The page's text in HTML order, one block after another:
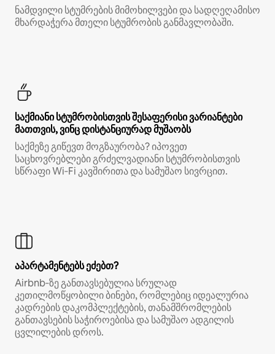
ნამდვილი სტუმრების მიმოხილვები და სადღეღამისო
მხარდაჭერა მთელი სტუმრობის განმავლობაში.
საქმიანი სტუმრობისთვის შესაფერისი ვარიანტები
მათთვის, ვინც დისტანციურად მუშაობს
საქმეზე გიწევთ მოგზაურობა? იპოვეთ
საცხოვრებლები გრძელვადიანი სტუმრობისთვის
სწრაფი Wi‑Fi კავშირითა და სამუშაო სივრცით.
აპარტამენტებს ეძებთ?
Airbnb‑ზე განთავსებულია სრულად
კეთილმოწყობილი ბინები, რომლებიც იდეალურია
კადრების დაკომპლექტების, თანამშრომლების
განთავსების საჭიროებისა და სამუშაო ადგილის
ცვლილების დროს.